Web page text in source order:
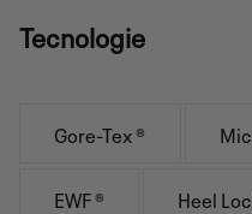
Tecnologie
Gore-Tex ®
EWF ® Heel